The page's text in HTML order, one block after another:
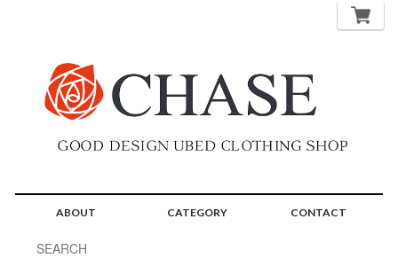
ABOUT CATEGORY CONTACT